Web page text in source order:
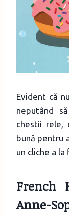
Evident că
neputând
chestii rele,
bună pentru
un cliche a
French
Anne-